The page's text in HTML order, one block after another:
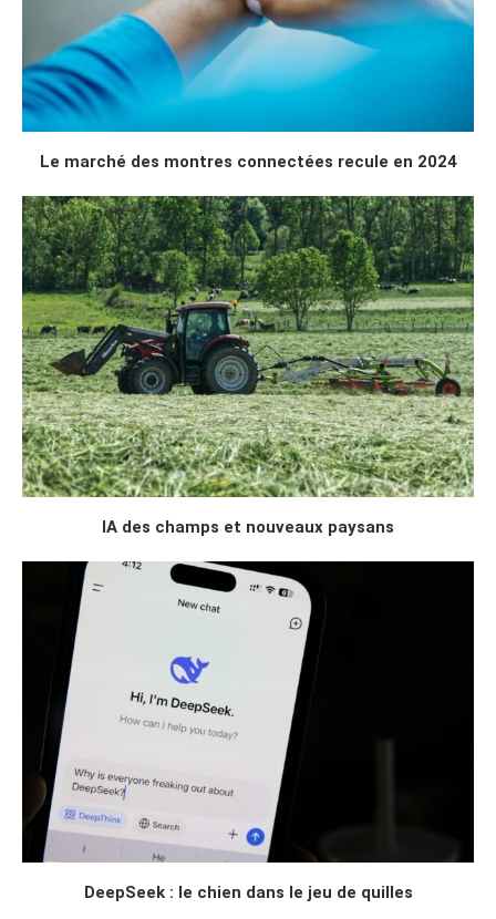
Le marché des montres connectées recule en 2024
IA des champs et nouveaux paysans
DeepSeek : le chien dans le jeu de quilles